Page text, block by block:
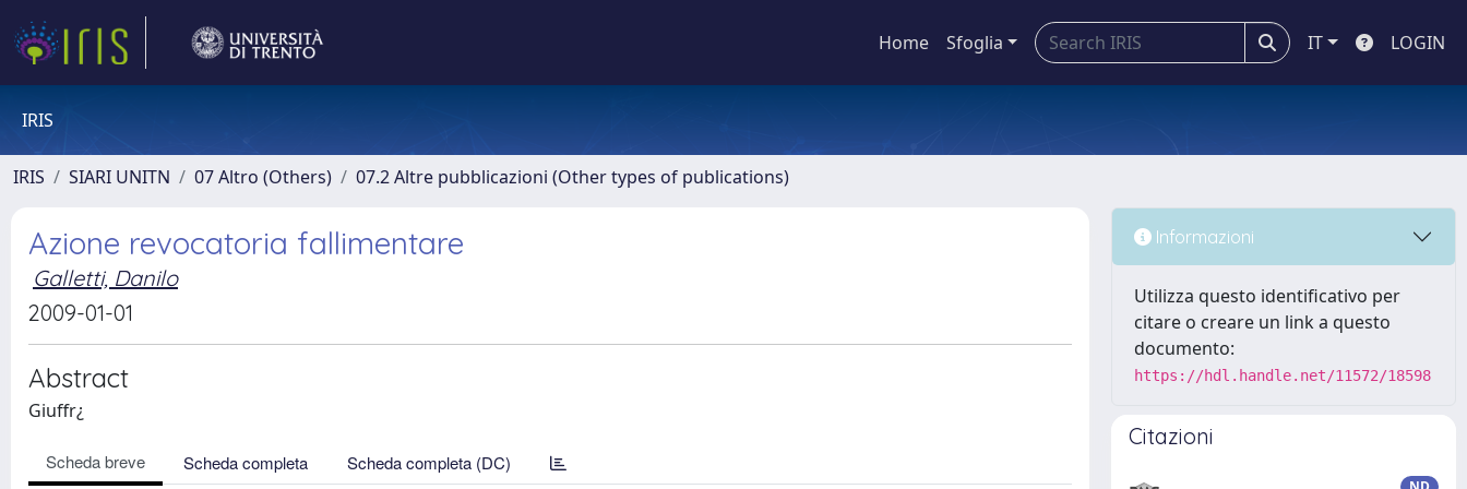
Home Sfoglia IT LOGIN
IRIS
IRIS SIARI UNITN 07 Altro (Others) 07.2 Altre pubblicazioni (Other types of publications)
Azione revocatoria fallimentare
Galletti, Danilo
2009-01-01
Abstract
Giuffr¿
Scheda breve Scheda completa Scheda completa (DC)
Informazioni
Utilizza questo identificativo per
citare o creare un link a questo
documento:
https://hdl.handle.net/11572/18598
Citazioni